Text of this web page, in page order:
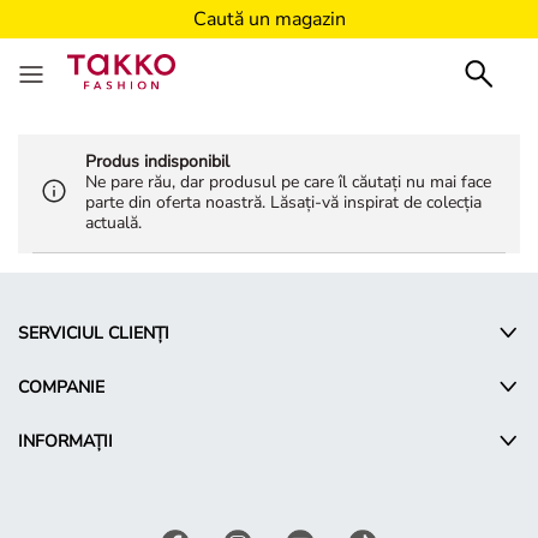
Caută un magazin
Produs indisponibil
Ne pare rău, dar produsul pe care îl căutați nu mai face
parte din oferta noastră. Lăsați-vă inspirat de colecția
actuală.
SERVICIUL CLIENȚI
COMPANIE
INFORMAȚII